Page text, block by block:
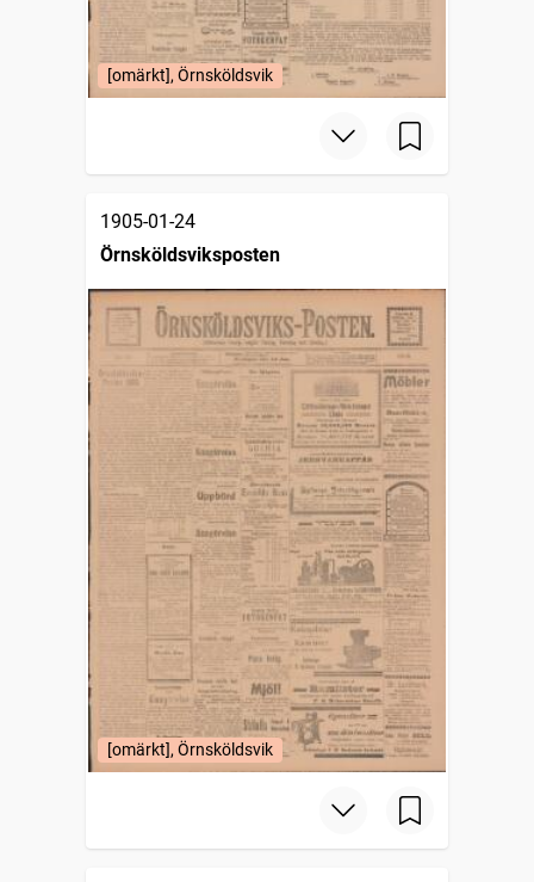
[omärkt], Örnsköldsvik
1905-01-24
Örnsköldsviksposten
[omärkt], Örnsköldsvik